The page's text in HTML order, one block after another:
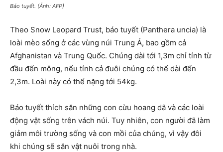
Báo tuyết. (Ảnh: AFP)
Theo Snow Leopard Trust, báo tuyết (Panthera uncia) là
loài mèo sống ở các vùng núi Trung Á, bao gồm cả
Afghanistan và Trung Quốc. Chúng dài tới 1,3m chỉ tính từ
đầu đến mông, nếu tính cả đuôi chúng có thể dài đến
2,3m. Loài này có thể nặng tới 54kg.
Báo tuyết thích săn những con cừu hoang dã và các loài
động vật sống trên vách núi. Tuy nhiên, con người đã làm
giảm môi trường sống và con mồi của chúng, vì vậy đôi
khi chúng sẽ săn vật nuôi trong nhà.